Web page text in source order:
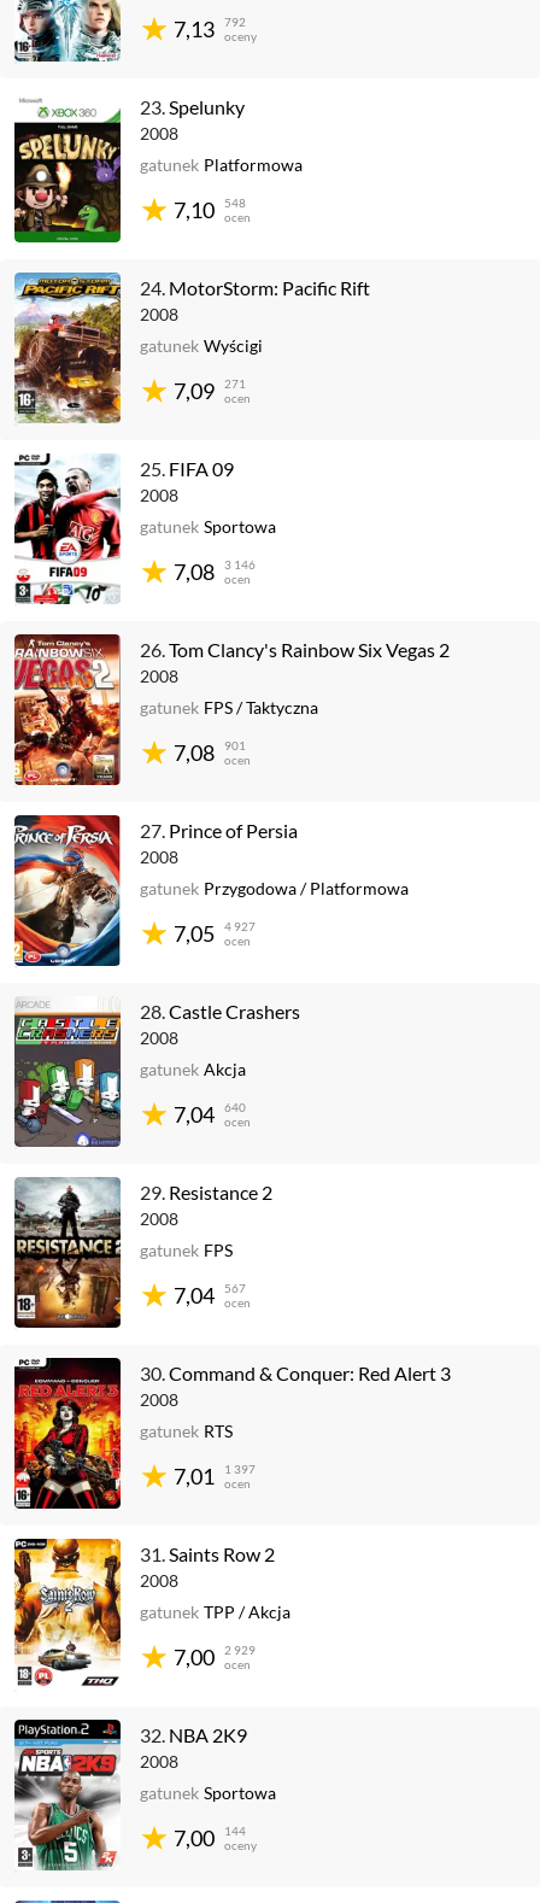
7,13
792
oceny
23.Spelunky
2008
7,10
548
ocen
gatunek Platformowa
24. MotorStorm: Pacific Rift
2008
7,09
271
ocen
gatunek Wyścigi
25. FIFA 09
2008
7,08
3 146
ocen
gatunek Sportowa
26.Tom Clancy's Rainbow Six Vegas 2
2008
7,08
901
ocen
gatunek FPS/Taktyczna
27. Prince of Persia
2008
7,05
4 927
ocen
gatunek Przygodowa/Platformowa
28.Castle Crashers
2008
7,04
640
ocen
gatunek Akcja
29. Resistance 2
2008
7,04
567
ocen
gatunek FPS
30.Command & Conquer: Red Alert 3
2008
7,01
1 397
ocen
gatunek RTS
31.Saints Row 2
2008
7,00
2 929
ocen
gatunek TPP /Akcja
32. NBA 2K9
2008
7,00
144
oceny
gatunek Sportowa